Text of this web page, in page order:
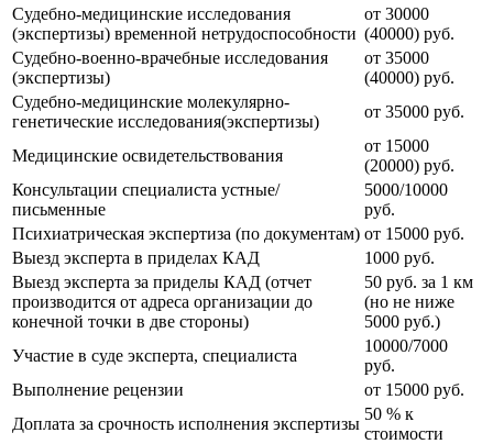
Судебно-медицинские исследования
(экспертизы) временной нетрудоспособности
от 30000
(40000) руб.
Судебно-военно-врачебные исследования
(экспертизы)
от 35000
(40000) руб.
Судебно-медицинские молекулярно-
генетические исследования(экспертизы)
от 35000 руб.
Медицинские освидетельствования
от 15000
(20000) руб.
Консультации специалиста устные/
письменные
5000/10000
руб.
Психиатрическая экспертиза (по документам) от 15000 руб.
Выезд эксперта в приделах КАД
1000 руб.
Выезд эксперта за приделы КАД (отчет
производится от адреса организации до
конечной точки в две стороны)
50 руб. за 1 км
(но не ниже
5000 руб.)
Участие в суде эксперта, специалиста
10000/7000
руб.
Выполнение рецензии
от 15000 руб.
Доплата за срочность исполнения экспертизы
50 % к
стоимости